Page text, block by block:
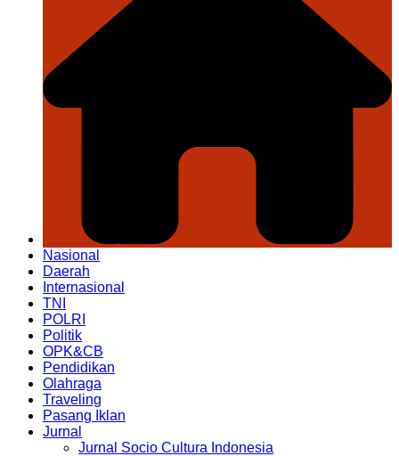
Nasional
Daerah
Internasional
TNI
POLRI
Politik
OPK&CB
Pendidikan
Olahraga
Traveling
Pasang Iklan
Jurnal
Jurnal Socio Cultura Indonesia